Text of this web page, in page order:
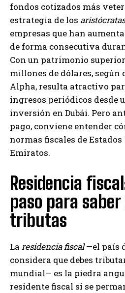
fondos cotizados más
estrategia de los
empresas que han
de forma consecutiva
Con un patrimonio superior
millones de dólares, según
Alpha, resulta atractivo
ingresos periódicos desde
inversión en Dubái. Pero
pago, conviene entender
normas fiscales de
Emiratos.
Residencia
paso para saber
tributas
La residencia fiscal—el país
considera que debes
mundial— es la piedra
residente fiscal si se